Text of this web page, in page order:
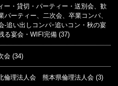
ー・貸切・パーティー・送別会、歓
ーティー、二次会、卒業コンパ、
-追い出しコンパｰ追いコン・秋の宴
る宴会・WIFI完備 (37)
会 (34)
倫理法人会 熊本県倫理法人会 (3)